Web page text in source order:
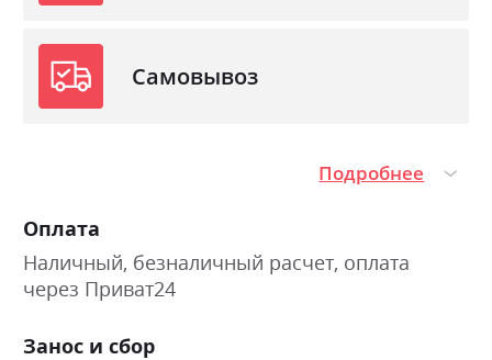
Самовывоз
Подробнее
Оплата
Наличный, безналичный расчет, оплата
через Приват24
Занос и сбор